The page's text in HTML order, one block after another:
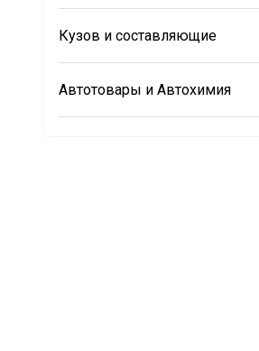
Кузов и составляющие
Автотовары и Автохимия